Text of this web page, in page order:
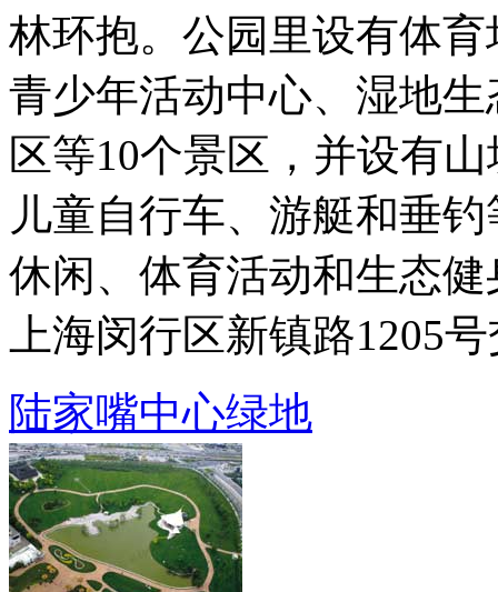
林环抱。公园里设有体
青少年活动中心、湿地
区等10个景区，并设有
儿童自行车、游艇和垂
休闲、体育活动和生态
上海闵行区新镇路1205
陆家嘴中心绿地